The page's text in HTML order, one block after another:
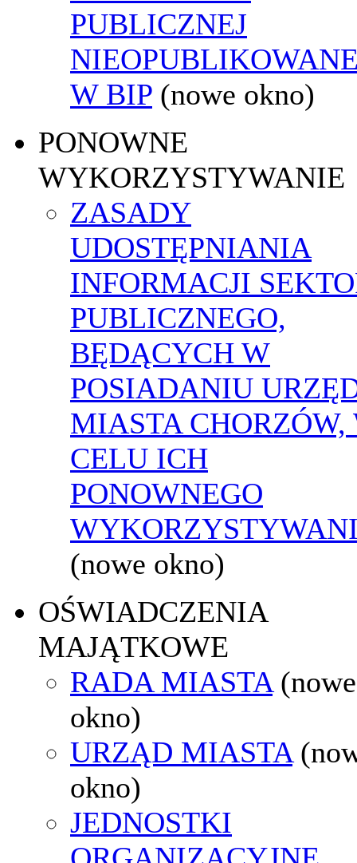
PUBLICZNEJ
W BIP (nowe okno)
PONOWNE
WYKORZYSTYWANIE
ZASADY
UDOSTĘPNIANIA
INFORMACJI
PUBLICZNEGO,
BĘDĄCYCH W
POSIADANIU
MIASTA CHORZÓW,
CELU ICH
PONOWNEGO
(nowe okno)
OŚWIADCZENIA
MAJĄTKOWE
RADA MIASTA (nowe
okno)
URZĄD MIASTA
okno)
JEDNOSTKI